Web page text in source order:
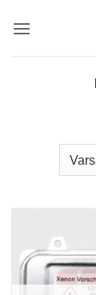
atla